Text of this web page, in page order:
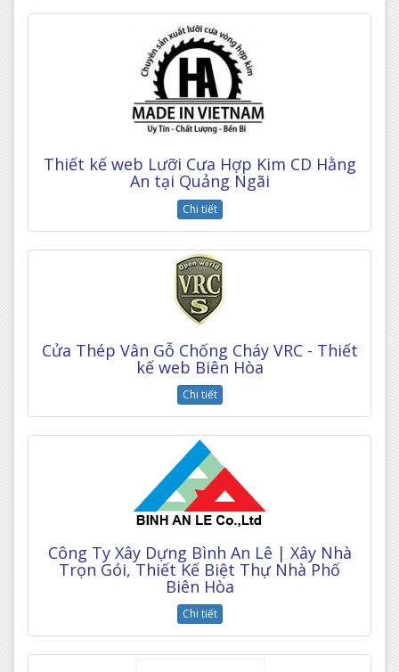
Thiết kế web Lưỡi Cưa Hợp Kim CD Hằng
An tại Quảng Ngãi
Chi tiết
Cửa Thép Vân Gỗ Chống Cháy VRC - Thiết
kế web Biên Hòa
Chi tiết
Công Ty Xây Dựng Bình An Lê | Xây Nhà
Trọn Gói, Thiết Kế Biệt Thự Nhà Phố
Biên Hòa
Chi tiết